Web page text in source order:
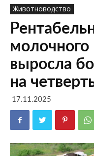
Животноводство
молочного
выросла
на
17.11.2025